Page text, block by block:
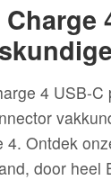
4 USB-
4. Ontdek
door heel